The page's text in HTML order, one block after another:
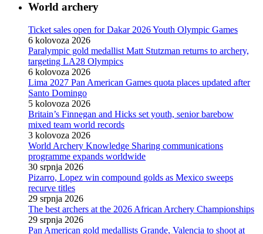
World archery
Ticket sales open for Dakar 2026 Youth Olympic Games
6 kolovoza 2026
Paralympic gold medallist Matt Stutzman returns to archery,
targeting LA28 Olympics
6 kolovoza 2026
Lima 2027 Pan American Games quota places updated after
Santo Domingo
5 kolovoza 2026
Britain’s Finnegan and Hicks set youth, senior barebow
mixed team world records
3 kolovoza 2026
World Archery Knowledge Sharing communications
programme expands worldwide
30 srpnja 2026
Pizarro, Lopez win compound golds as Mexico sweeps
recurve titles
29 srpnja 2026
The best archers at the 2026 African Archery Championships
29 srpnja 2026
Pan American gold medallists Grande, Valencia to shoot at